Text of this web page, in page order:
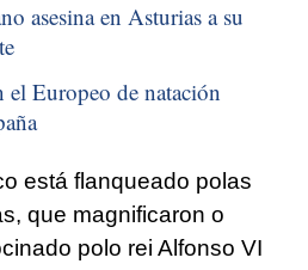
asesina en Asturias a su
el Europeo de natación
está flanqueado polas
que magnificaron o
polo rei Alfonso VI